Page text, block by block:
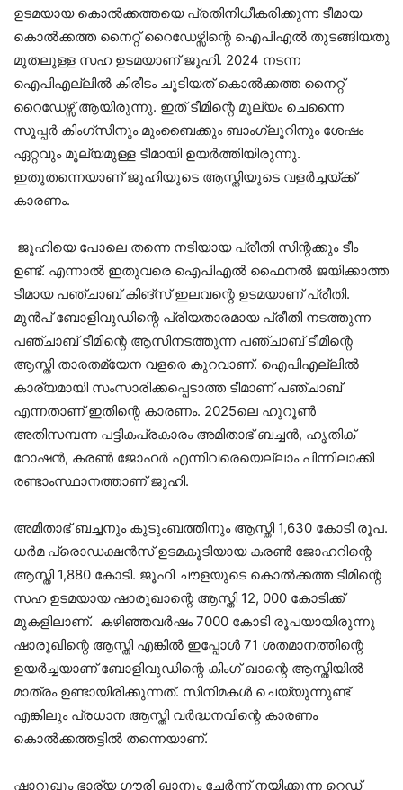
ഉടമയായ കൊൽക്കത്തയെ പ്രതിനിധീകരിക്കുന്ന ടീമായ
കൊൽക്കത്ത നൈറ്റ് റൈഡേഴ്സിന്റെ ഐപിഎൽ തുടങ്ങിയതു
മുതലുള്ള സഹ ഉടമയാണ് ജൂഹി. 2024 നടന്ന
ഐപിഎല്ലിൽ കിരീടം ചൂടിയത് കൊൽക്കത്ത നൈറ്റ്
റൈഡേഴ്സ് ആയിരുന്നു. ഇത് ടീമിന്റെ മൂല്യം ചെന്നൈ
സൂപ്പർ കിംഗ്സിനും മുംബൈക്കും ബാംഗ്ലൂറിനും ശേഷം
ഏറ്റവും മൂല്യമുള്ള ടീമായി ഉയർത്തിയിരുന്നു.
ഇതുതന്നെയാണ് ജൂഹിയുടെ ആസ്തിയുടെ വളർച്ചയ്ക്ക്
കാരണം.
ജൂഹിയെ പോലെ തന്നെ നടിയായ പ്രീതി സിന്റക്കും ടീം
ഉണ്ട്. എന്നാൽ ഇതുവരെ ഐപിഎൽ ഫൈനൽ ജയിക്കാത്ത
ടീമായ പഞ്ചാബ് കിങ്സ് ഇലവന്റെ ഉടമയാണ് പ്രീതി.
മുൻപ് ബോളിവുഡിന്റെ പ്രിയതാരമായ പ്രീതി നടത്തുന്ന
പഞ്ചാബ് ടീമിന്റെ ആസിനടത്തുന്ന പഞ്ചാബ് ടീമിന്റെ
ആസ്തി താരതമ്യേന വളരെ കുറവാണ്. ഐപിഎല്ലിൽ
കാര്യമായി സംസാരിക്കപ്പെടാത്ത ടീമാണ് പഞ്ചാബ്
എന്നതാണ് ഇതിന്റെ കാരണം. 2025ലെ ഹുറൂൺ
അതിസമ്പന്ന പട്ടികപ്രകാരം അമിതാഭ് ബച്ചൻ, ഹൃതിക്
റോഷൻ, കരൺ ജോഹർ എന്നിവരെയെല്ലാം പിന്നിലാക്കി
രണ്ടാംസ്ഥാനത്താണ് ജൂഹി.
അമിതാഭ് ബച്ചനും കുടുംബത്തിനും ആസ്തി 1,630 കോടി രൂപ.
ധർമ പ്രൊഡക്ഷൻസ് ഉടമകൂടിയായ കരൺ ജോഹറിന്റെ
ആസ്തി 1,880 കോടി. ജൂഹി ചൗളയുടെ കൊൽക്കത്ത ടീമിന്റെ
സഹ ഉടമയായ ഷാരൂഖാന്റെ ആസ്തി 12, 000 കോടിക്ക്
മുകളിലാണ്. കഴിഞ്ഞവർഷം 7000 കോടി രൂപയായിരുന്നു
ഷാരൂഖിന്റെ ആസ്തി എങ്കിൽ ഇപ്പോൾ 71 ശതമാനത്തിന്റെ
ഉയർച്ചയാണ് ബോളിവുഡിന്റെ കിംഗ് ഖാന്റെ ആസ്തിയിൽ
മാത്രം ഉണ്ടായിരിക്കുന്നത്. സിനിമകൾ ചെയ്യുന്നുണ്ട്
എങ്കിലും പ്രധാന ആസ്തി വർദ്ധനവിന്റെ കാരണം
കൊൽക്കത്തട്ടിൽ തന്നെയാണ്.
ഷാറുഖും ഭാര്യ ഗൗരി ഖാനും ചേർന്ന് നയിക്കുന്ന റെഡ്